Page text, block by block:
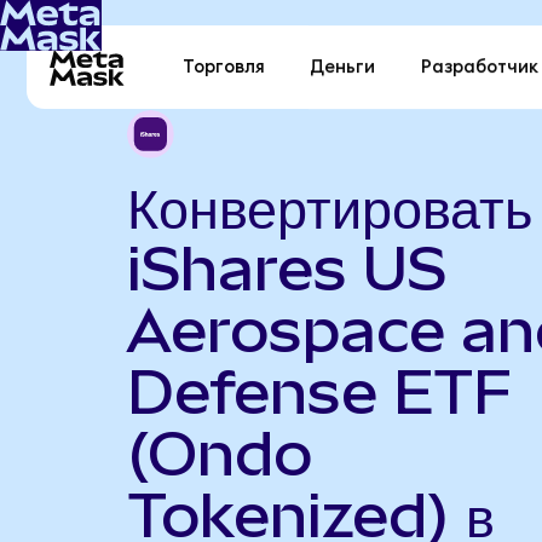
Торговля Деньги Разработчик
Конвертировать
iShares US
Aerospace
Defense ETF
(Ondo
Tokenized) в